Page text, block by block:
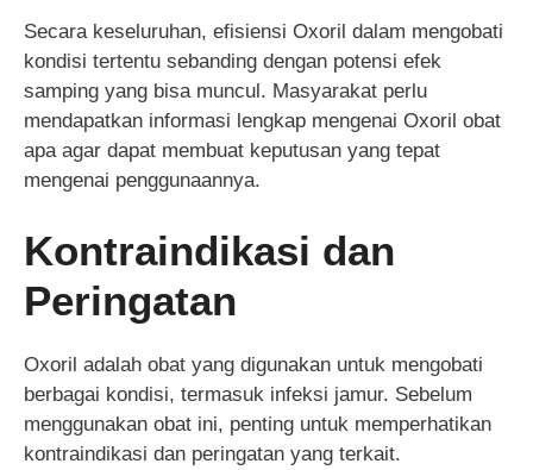
Secara keseluruhan, efisiensi Oxoril dalam mengobati
kondisi tertentu sebanding dengan potensi efek
samping yang bisa muncul. Masyarakat perlu
mendapatkan informasi lengkap mengenai Oxoril obat
apa agar dapat membuat keputusan yang tepat
mengenai penggunaannya.
Kontraindikasi dan
Peringatan
Oxoril adalah obat yang digunakan untuk mengobati
berbagai kondisi, termasuk infeksi jamur. Sebelum
menggunakan obat ini, penting untuk memperhatikan
kontraindikasi dan peringatan yang terkait.